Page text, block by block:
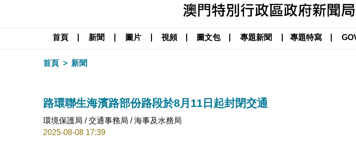
首頁 新聞 圖片 視頻 圖文包 專題新聞 專題特寫
首頁 新聞
路環聯生海濱路部份路段於8月11日起封閉交通
環境保護局 / 交通事務局 / 海事及水務局
2025-08-08 17:39